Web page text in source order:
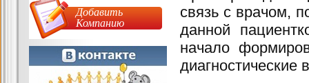
связь с врачом,
данной
начало
диагностические
Добавить
Компанию